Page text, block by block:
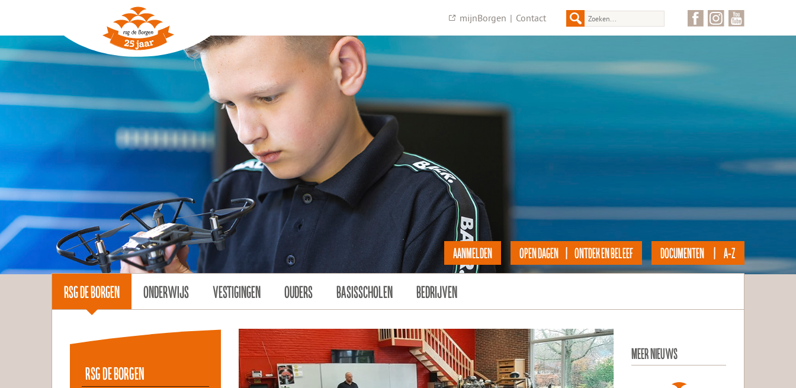
mijnBorgen | Contact
DOCUMENTEN | A-Z
OPEN DAGEN | ONTDEK EN BELEEF
AANMELDEN
RSG DE BORGEN ONDERWIJS VESTIGINGEN OUDERS BASISSCHOLEN BEDRIJVEN
rsg de Borgen
MEER NIEUWS